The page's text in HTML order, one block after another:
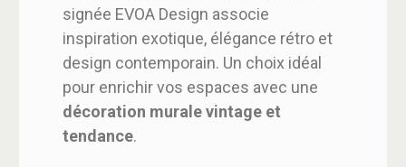
signée EVOA Design associe
inspiration exotique, élégance rétro et
design contemporain. Un choix idéal
pour enrichir vos espaces avec une
décoration murale vintage et
tendance.